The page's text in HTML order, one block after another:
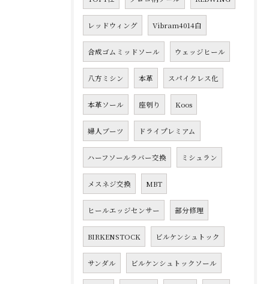
レッドウィング Vibram4014白
合成ゴムミッドソール ウェッジヒール
八方ミシン 本革 スパイクレス化
本革ソール 座刳り Koos
婦人ブーツ ドライプレミアム
ハーフソールラバー交換 ミシュラン
メスネジ交換 MBT
ヒールエッジセンサー 部分修理
BIRKENSTOCK ビルケンシュトック
サンダル ビルケンシュトックソール